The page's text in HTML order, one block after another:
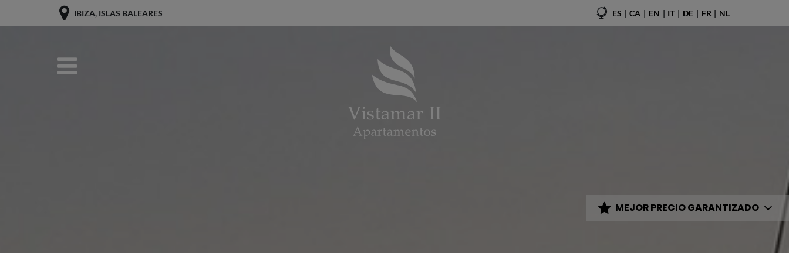
IBIZA, ISLAS BALEARES ES CA EN IT DE FR NL
MEJOR PRECIO GARANTIZADO